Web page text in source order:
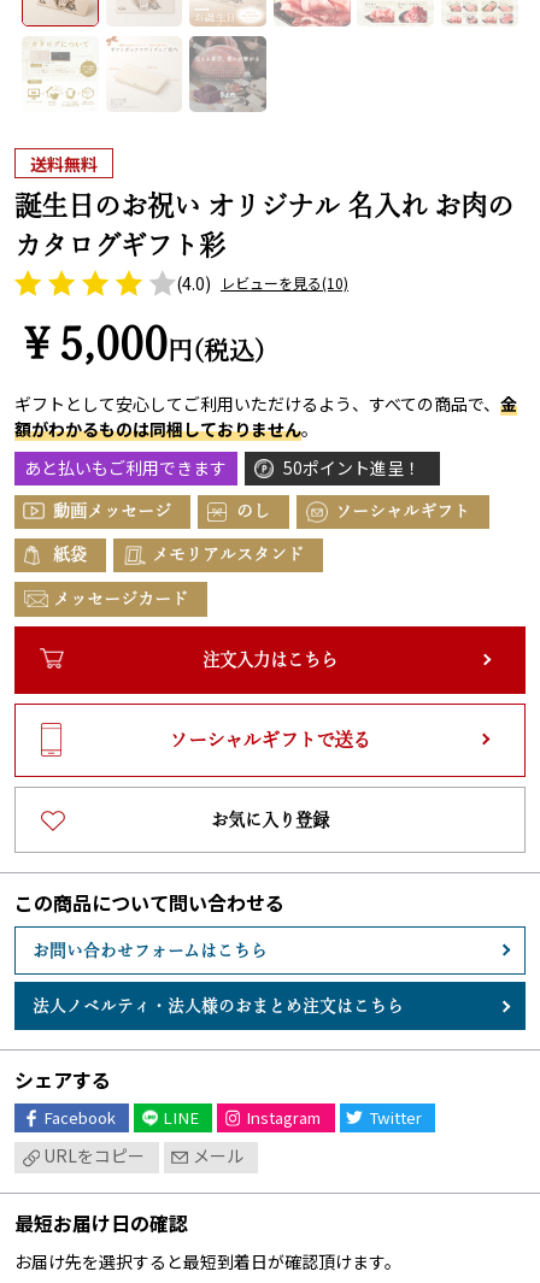
送料無料
誕生日のお祝い オリジナル 名入れ お肉の
カタログギフト彩
(4.0) レビューを見る(10)
￥5,000 円(税込)
ギフトとして安心してご利用いただけるよう、すべての商品で、 金
額がわかるものは同梱しておりません。
あと払いもご利用できます
50ポイント進呈！
動画メッセージ のし ソーシャルギフト
紙袋 メモリアルスタンド
メッセージカード
注文入力はこちら
ソーシャルギフトで送る
お気に入り登録
この商品について問い合わせる
お問い合わせフォームはこちら
法人ノベルティ・ 法人様のおまとめ注文はこちら
シェアする
Facebook LINE Instagram Twitter
URLをコピー メール
最短お届け日の確認
お届け先を選択すると最短到着日が確認頂けます。